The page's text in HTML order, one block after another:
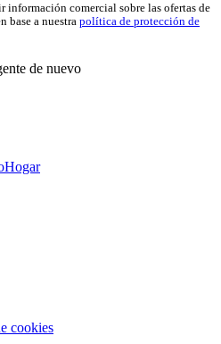
información comercial sobre las ofertas de
base a nuestra política de protección de
de nuevo
cookies